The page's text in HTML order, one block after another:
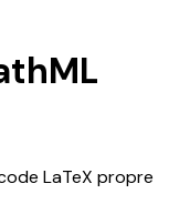
LaTeX propre